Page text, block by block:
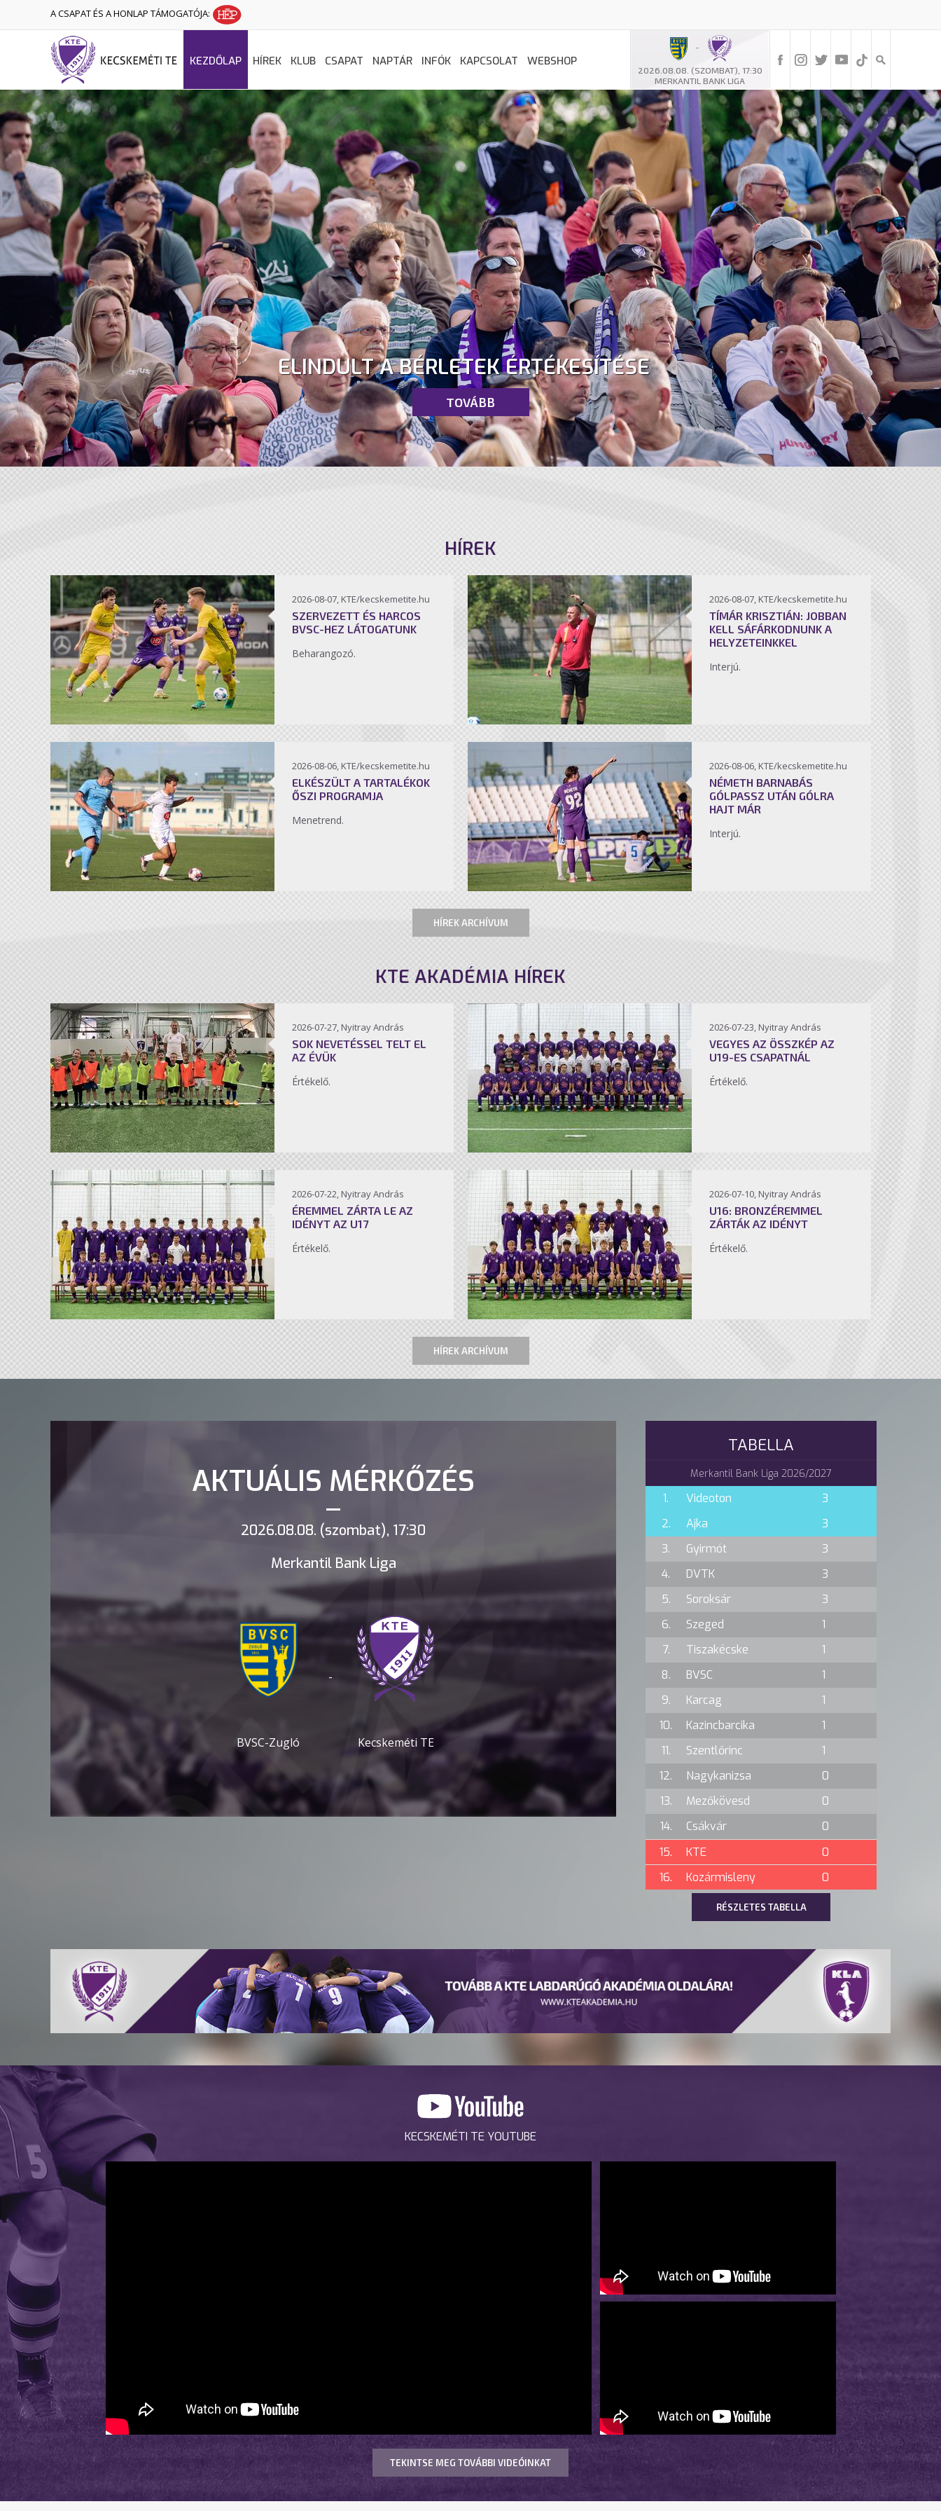
A CSAPAT ÉS A HONLAP TÁMOGATÓJA:
-
2026.08.08. (SZOMBAT), 17:30
MERKANTIL BANK LIGA
KEZDŐLAP HÍREK KLUB CSAPAT NAPTÁR INFÓK KAPCSOLAT WEBSHOP
ELINDULT A BÉRLETEK ÉRTÉKESÍTÉSE
TOVÁBB
HÍREK
2026-08-07, KTE/kecskemetite.hu
SZERVEZETT ÉS HARCOS
BVSC-HEZ LÁTOGATUNK
Beharangozó.
2026-08-07, KTE/kecskemetite.hu
TÍMÁR KRISZTIÁN: JOBBAN
KELL SÁFÁRKODNUNK A
HELYZETEINKKEL
Interjú.
2026-08-06, KTE/kecskemetite.hu
ELKÉSZÜLT A TARTALÉKOK
ŐSZI PROGRAMJA
Menetrend.
2026-08-06, KTE/kecskemetite.hu
NÉMETH BARNABÁS
GÓLPASSZ UTÁN GÓLRA
HAJT MÁR
Interjú.
HÍREK ARCHÍVUM
KTE AKADÉMIA HÍREK
2026-07-27, Nyitray András
SOK NEVETÉSSEL TELT EL
AZ ÉVÜK
Értékelő.
2026-07-23, Nyitray András
VEGYES AZ ÖSSZKÉP AZ
U19-ES CSAPATNÁL
Értékelő.
2026-07-22, Nyitray András
ÉREMMEL ZÁRTA LE AZ
IDÉNYT AZ U17
Értékelő.
2026-07-10, Nyitray András
U16: BRONZÉREMMEL
ZÁRTÁK AZ IDÉNYT
Értékelő.
HÍREK ARCHÍVUM
AKTUÁLIS MÉRKŐZÉS
2026.08.08. (szombat), 17:30
Merkantil Bank Liga
BVSC-Zugló
-
Kecskeméti TE
TABELLA
Merkantil Bank Liga 2026/2027
1. Videoton
3
2.
Ajka
3
3.
Gyirmót
3
4.
DVTK
3
5.
Soroksár
3
6.
Szeged
1
7.
Tiszakécske
1
8.
BVSC
1
9.
Karcag
1
10.
Kazincbarcika
1
11.
Szentlőrinc
1
12.
Nagykanizsa
0
13.
Mezőkövesd
0
14.
Csákvár
0
15.
KTE
0
16.
Kozármisleny 0
RÉSZLETES TABELLA
KECSKEMÉTI TE YOUTUBE
TEKINTSE MEG TOVÁBBI VIDEÓINKAT